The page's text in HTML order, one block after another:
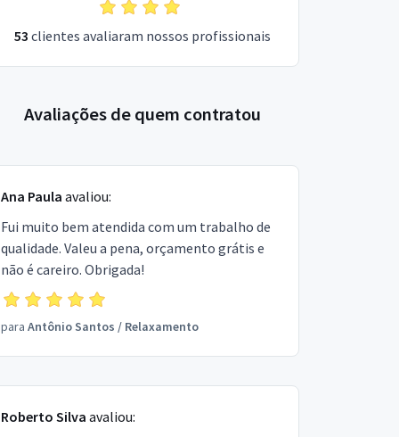
53 clientes avaliaram nossos profissionais
Avaliações de quem contratou
Ana Paula avaliou:
Fui muito bem atendida com um trabalho de
qualidade. Valeu a pena, orçamento grátis e
não é careiro. Obrigada!
para Antônio Santos / Relaxamento
Roberto Silva avaliou: